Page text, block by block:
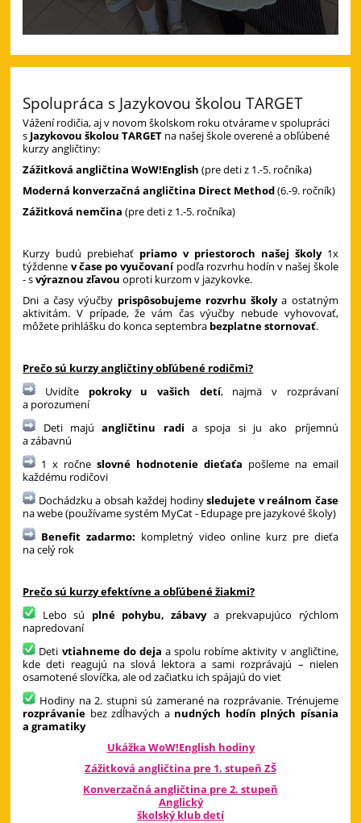
Spolupráca s Jazykovou školou TARGET
Vážení rodičia, aj v novom školskom roku otvárame v spolupráci
s Jazykovou školou TARGET na našej škole overené a obľúbené
kurzy angličtiny:
Zážitková angličtina WoW!English(pre deti z 1.-5. ročníka)
Moderná konverzačná angličtina Direct Method(6.-9. ročník)
Zážitková nemčina(pre deti z 1.-5. ročníka)
Kurzy budú prebiehať priamo v priestoroch našej školy 1x
týždenne v čase po vyučovanípodľa rozvrhu hodín v našej škole
- svýraznou zľavou oproti kurzom v jazykovke.
Dni a časy výučby prispôsobujeme rozvrhu školya ostatným
aktivitám. V prípade, že vám čas výučby nebude vyhovovať,
môžete prihlášku do konca septembra bezplatne stornovať.
Prečo sú kurzy angličtiny obľúbené rodičmi?
Uvidíte pokroky u vašich detí, najmä v rozprávaní
a porozumení
Deti majú angličtinu radi a spoja si ju ako príjemnú
a zábavnú
1 x ročneslovné hodnotenie dieťaťa pošleme na email
každému rodičovi
Dochádzku a obsah každej hodinysledujete v reálnom čase
na webe (používame systém MyCat - Edupage pre jazykové školy)
Benefit zadarmo: kompletný video online kurz pre dieťa
na celý rok
Prečo sú kurzy efektívne a obľúbené žiakmi?
Lebo sú plné pohybu, zábavya prekvapujúco rýchlom
napredovaní
Deti vtiahneme do deja a spolu robíme aktivity v angličtine,
kde deti reagujú na slová lektora a sami rozprávajú – nielen
osamotené slovíčka, ale od začiatku ich spájajú do viet
Hodiny na 2. stupni sú zamerané na rozprávanie. Trénujeme
rozprávanie bez zdĺhavých a nudných hodín plných písania
a gramatiky
Ukážka WoW!English hodiny
Zážitková angličtina pre 1. stupeň ZŠ
Konverzačná angličtina pre 2. stupeň
Anglický
školský klub detí